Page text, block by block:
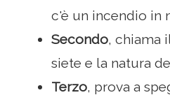
c'è un incendio in
Secondo, chiama
siete e la natura
Terzo, prova a